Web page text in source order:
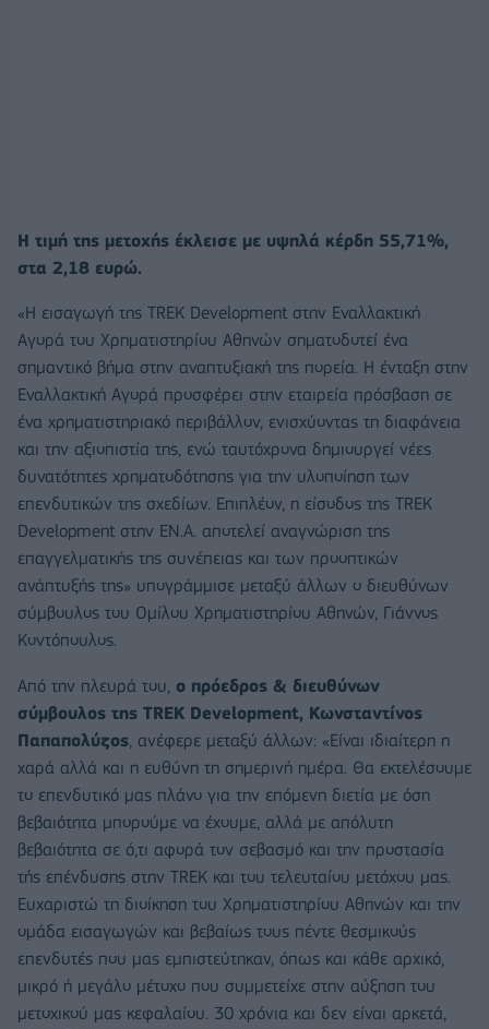
Η τιμή της μετοχής έκλεισε με υψηλά κέρδη 55,71%,
στα 2,18 ευρώ.
«Η εισαγωγή της ΤREK Development στην Εναλλακτική
Αγορά του Χρηματιστηρίου Αθηνών σηματοδοτεί ένα
σημαντικό βήμα στην αναπτυξιακή της πορεία. Η ένταξη στην
Εναλλακτική Αγορά προσφέρει στην εταιρεία πρόσβαση σε
ένα χρηματιστηριακό περιβάλλον, ενισχύοντας τη διαφάνεια
και την αξιοπιστία της, ενώ ταυτόχρονα δημιουργεί νέες
δυνατότητες χρηματοδότησης για την υλοποίηση των
επενδυτικών της σχεδίων. Επιπλέον, η είσοδος της TREK
Development στην ΕΝ.Α. αποτελεί αναγνώριση της
επαγγελματικής της συνέπειας και των προοπτικών
ανάπτυξής της» υπογράμμισε μεταξύ άλλων ο διευθύνων
σύμβουλος του Ομίλου Χρηματιστηρίου Αθηνών, Γιάννος
Κοντόπουλος.
Από την πλευρά του, ο πρόεδρος & διευθύνων
σύμβουλος της ΤREK Development, Κωνσταντίνος
Παπαπολύζος, ανέφερε μεταξύ άλλων: «Είναι ιδιαίτερη η
χαρά αλλά και η ευθύνη τη σημερινή ημέρα. Θα εκτελέσουμε
το επενδυτικό μας πλάνο για την επόμενη διετία με όση
βεβαιότητα μπορούμε να έχουμε, αλλά με απόλυτη
βεβαιότητα σε ό,τι αφορά τον σεβασμό και την προστασία
τής επένδυσης στην TREK και του τελευταίου μετόχου μας.
Ευχαριστώ τη διοίκηση του Χρηματιστηρίου Αθηνών και την
ομάδα εισαγωγών και βεβαίως τους πέντε θεσμικούς
επενδυτές που μας εμπιστεύτηκαν, όπως και κάθε αρχικό,
μικρό ή μεγάλο μέτοχο που συμμετείχε στην αύξηση του
μετοχικού μας κεφαλαίου. 30 χρόνια και δεν είναι αρκετά,